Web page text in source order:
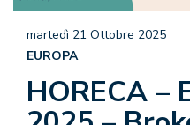
HORECA –
martedì 21 Ottobre 2025
EUROPA